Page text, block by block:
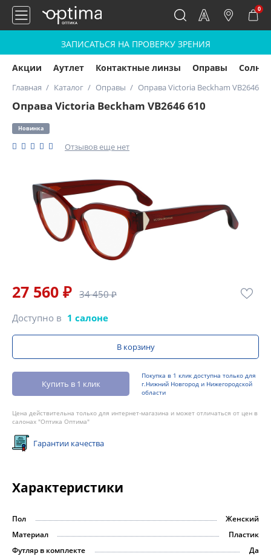
0
ЗАПИСАТЬСЯ НА ПРОВЕРКУ ЗРЕНИЯ
Акции Аутлет Контактные линзы Оправы
Главная Каталог Оправы Оправа Victoria Beckham VB2646
Оправа Victoria Beckham VB2646 610
Новинка
Отзывов еще нет
27 560 ₽ 34 450 ₽
Доступно в 1 салоне
В корзину
Купить в 1 клик
Покупка в 1 клик доступна только для
г.Нижний Новгород и Нижегородской
области
Цена действительна только для интернет-магазина и может отличаться от цен в
салонах "Оптика Оптима"
Гарантии качества
Характеристики
Пол
Женский
Материал
Пластик
Футляр в комплекте
Да